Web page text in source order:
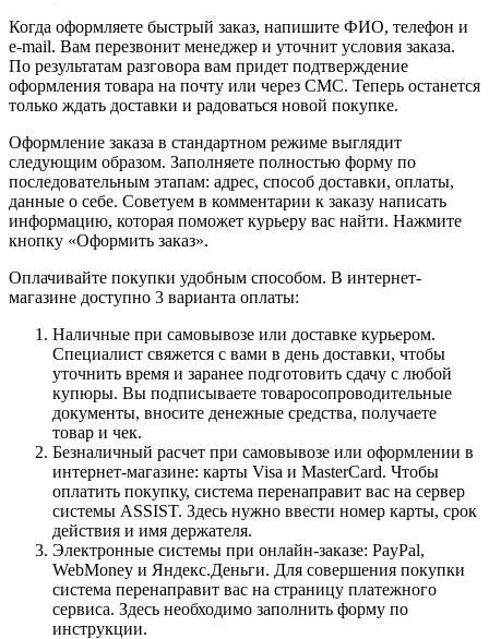
Когда оформляете быстрый заказ, напишите ФИО, телефон и
e-mail. Вам перезвонит менеджер и уточнит условия заказа.
По результатам разговора вам придет подтверждение
оформления товара на почту или через СМС. Теперь останется
только ждать доставки и радоваться новой покупке.
Оформление заказа в стандартном режиме выглядит
следующим образом. Заполняете полностью форму по
последовательным этапам: адрес, способ доставки, оплаты,
данные о себе. Советуем в комментарии к заказу написать
информацию, которая поможет курьеру вас найти. Нажмите
кнопку «Оформить заказ».
Оплачивайте покупки удобным способом. В интернет-
магазине доступно 3 варианта оплаты:
Наличные при самовывозе или доставке курьером.
Специалист свяжется с вами в день доставки, чтобы
уточнить время и заранее подготовить сдачу с любой
купюры. Вы подписываете товаросопроводительные
документы, вносите денежные средства, получаете
товар и чек.
Безналичный расчет при самовывозе или оформлении в
интернет-магазине: карты Visa и MasterCard. Чтобы
оплатить покупку, система перенаправит вас на сервер
системы ASSIST. Здесь нужно ввести номер карты, срок
действия и имя держателя.
Электронные системы при онлайн-заказе: PayPal,
WebMoney и Яндекс.Деньги. Для совершения покупки
система перенаправит вас на страницу платежного
сервиса. Здесь необходимо заполнить форму по
инструкции.